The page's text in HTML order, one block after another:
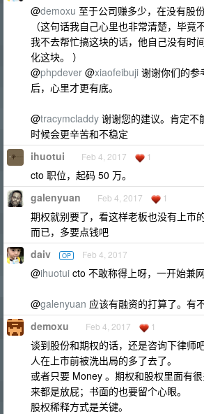
@demoxu 至于公司赚多少，在没有股
（这句话我自己心里也非常清楚，毕竟
我不去帮忙搞这块的话，他自己没有时
化这块。 ）
@phpdever @xiaofeibuji 谢谢你们的参
后，心里才更有底。
@tracymcladdy 谢谢您的建议。肯定不
时候会更辛苦和不稳定
ihuotui Feb 4, 2017 1
cto 职位，起码 50 万。
galenyuan Feb 4, 2017 1
期权就别要了，看这样老板也没有上市
而已，多要点钱吧
daiv OP Feb 4, 2017
@ihuotui cto 不敢称得上呀，一开始兼网
@galenyuan 应该有融资的打算了。有
demoxu Feb 4, 2017 1
谈到股份和期权的话，还是咨询下律师
人在上市前被洗出局的多了去了。
或者只要 Money 。期权和股权里面有
来都是放屁；书面的也要留个心眼。
股权稀释方式是关键。